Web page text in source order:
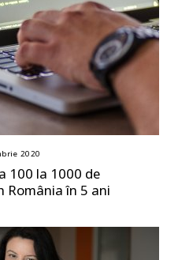
2020
100 la 1000 de
România în 5 ani